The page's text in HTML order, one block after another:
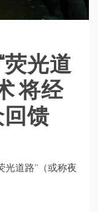
荧光道
将经
馈
光道路”（或称夜